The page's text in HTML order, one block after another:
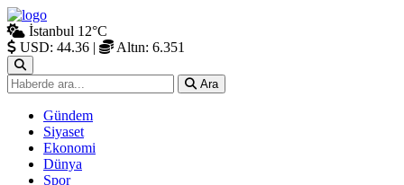
İstanbul 12°C
USD: 44.36 | Altın: 6.351
Ara
Gündem
Siyaset
Ekonomi
Dünya
Spor